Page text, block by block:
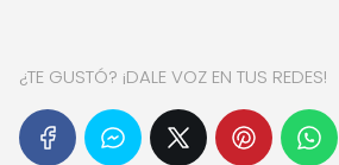
¿TE GUSTÓ? ¡DALE VOZ EN TUS REDES!